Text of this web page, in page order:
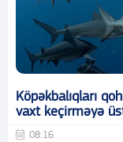
Köpəkbalıqları
vaxt keçirməyə
08:16